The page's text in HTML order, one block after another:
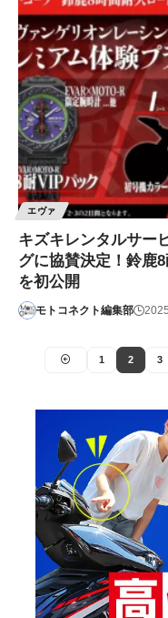
エヴァ
キズキレンタルサー
グに協賛決定！鈴鹿
を初公開
モトコネクト編集部
1 2 3